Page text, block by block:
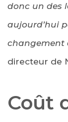
donc un des
aujourd’hui
changement
directeur de
Coût